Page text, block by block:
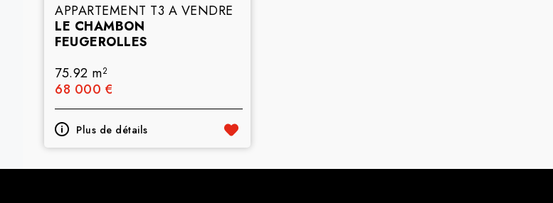
APPARTEMENT T3 A VENDRE
LE CHAMBON
FEUGEROLLES
75.92 m2
68 000 €
Plus de détails